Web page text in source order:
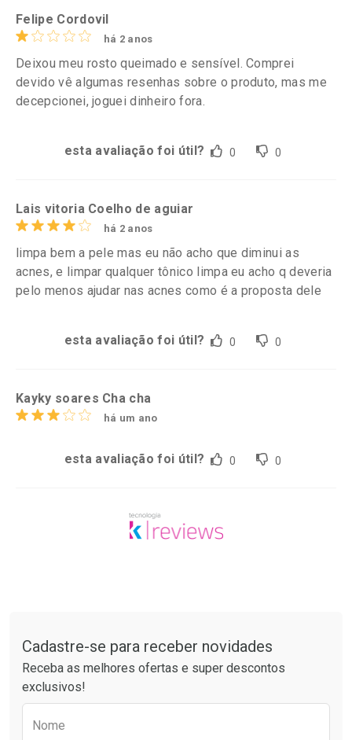
Felipe Cordovil
há 2 anos
Deixou meu rosto queimado e sensível. Comprei
devido vê algumas resenhas sobre o produto, mas me
decepcionei, joguei dinheiro fora.
esta avaliação foi útil? 0 0
Lais vitoria Coelho de aguiar
há 2 anos
limpa bem a pele mas eu não acho que diminui as
acnes, e limpar qualquer tônico limpa eu acho q deveria
pelo menos ajudar nas acnes como é a proposta dele
esta avaliação foi útil? 0 0
Kayky soares Cha cha
há um ano
esta avaliação foi útil? 0 0
Cadastre-se para receber novidades
Receba as melhores ofertas e super descontos
exclusivos!
Nome